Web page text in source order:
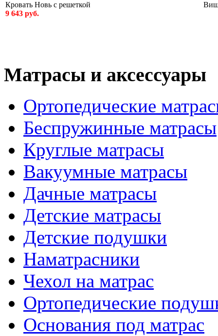
Кровать Новь с решеткой
9 643 руб.
Матрасы и аксессуары
Ортопедические
Беспружинные матрасы
Круглые матрасы
Вакуумные матрасы
Дачные матрасы
Детские матрасы
Детские подушки
Наматрасники
Чехол на матрас
Ортопедические
Основания под матрас